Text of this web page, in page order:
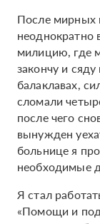
После мирных
неоднократно
милицию, где
закончу и
балаклавах,
сломали
после чего
вынужден
больнице я
необходимые
Я стал
«Помощи и